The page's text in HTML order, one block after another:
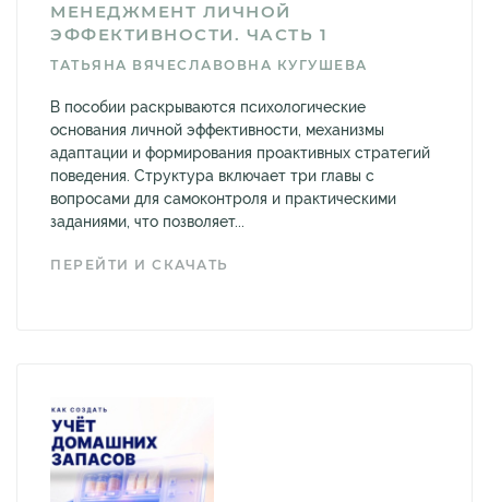
МЕНЕДЖМЕНТ ЛИЧНОЙ
ЭФФЕКТИВНОСТИ. ЧАСТЬ 1
ТАТЬЯНА ВЯЧЕСЛАВОВНА КУГУШЕВА
В пособии раскрываются психологические
основания личной эффективности, механизмы
адаптации и формирования проактивных стратегий
поведения. Структура включает три главы с
вопросами для самоконтроля и практическими
заданиями, что позволяет...
ПЕРЕЙТИ И СКАЧАТЬ